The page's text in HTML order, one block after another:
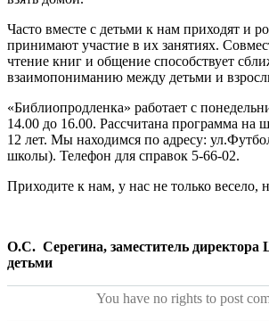
Часто вместе с детьми к нам приходят и
принимают участие в их занятиях.
чтение книг и общение способствует
взаимопониманию между детьми и
«Библиопродленка» работает с
14.00 до 16.00. Рассчитана программа на
12 лет. Мы находимся по адресу:
школы). Телефон для справок 5-66-02.
Приходите к нам, у нас не только весело,
О.С. Серегина, заместитель директора
детьми
You have no rights to post